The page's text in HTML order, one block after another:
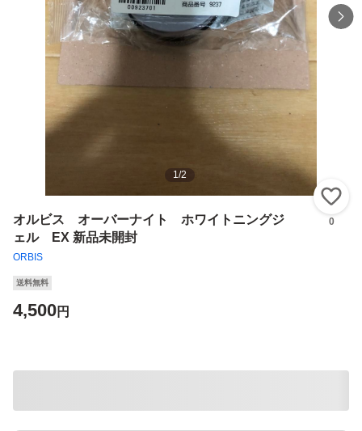
1/2
オルビス オーバーナイト ホワイトニングジ
ェル EX 新品未開封
ORBIS
0
送料無料
4,500円